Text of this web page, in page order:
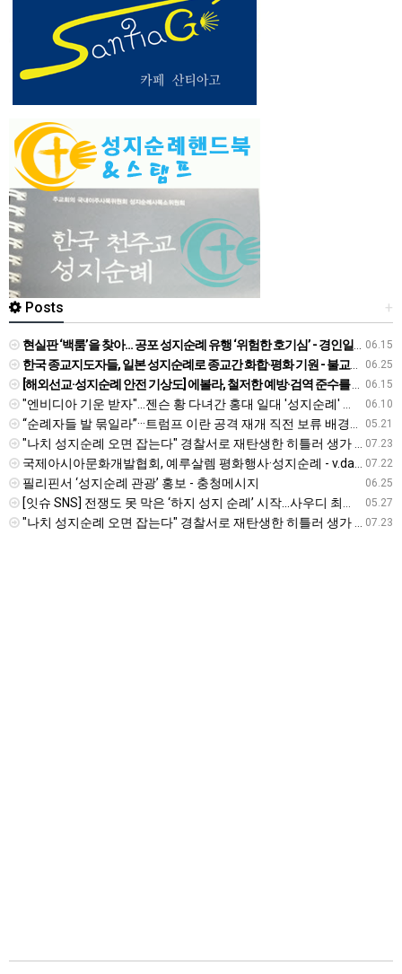
+
Posts
06.15
현실판 ‘백룸’을 찾아… 공포 성지순례 유행 ‘위험한 호기심’ - 경인일보
06.25
한국 종교지도자들, 일본 성지순례로 종교간 화합·평화 기원 - 불교신문
06.15
[해외선교·성지순례 안전 기상도] 에볼라, 철저한 예방·검역 준수를 - 국민일보
06.10
"엔비디아 기운 받자"…젠슨 황 다녀간 홍대 일대 '성지순례' 열풍 - 진일보
05.21
“순례자들 발 묶일라”···트럼프 이란 공격 재개 직전 보류 배경엔 이슬람 성지순례 ‘하지’ - v.daum.net
07.23
"나치 성지순례 오면 잡는다" 경찰서로 재탄생한 히틀러 생가 - v.daum.net
07.22
국제아시아문화개발협회, 예루살렘 평화행사·성지순례 - v.daum.net
06.25
필리핀서 ‘성지순례 관광’ 홍보 - 충청메시지
05.27
[잇슈 SNS] 전쟁도 못 막은 ‘하지 성지 순례’ 시작…사우디 최고 경계 태세 - KBS 뉴스
07.23
"나치 성지순례 오면 잡는다" 경찰서로 재탄생한 히틀러 생가 - v.daum.net